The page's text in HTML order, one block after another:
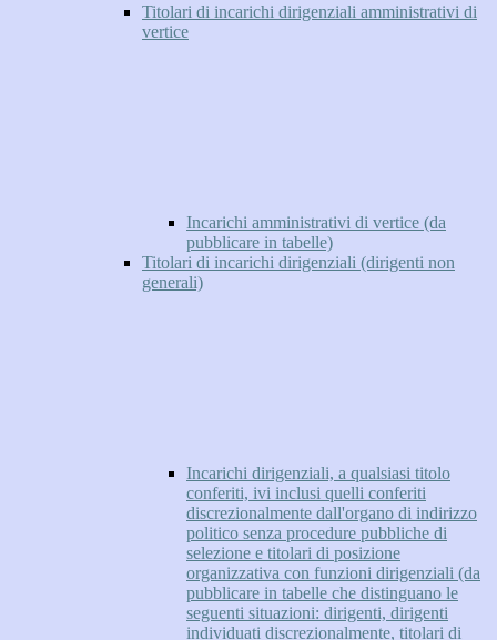
Titolari di incarichi dirigenziali amministrativi di
vertice
Incarichi amministrativi di vertice (da
pubblicare in tabelle)
Titolari di incarichi dirigenziali (dirigenti non
generali)
Incarichi dirigenziali, a qualsiasi titolo
conferiti, ivi inclusi quelli conferiti
discrezionalmente dall'organo di indirizzo
politico senza procedure pubbliche di
selezione e titolari di posizione
organizzativa con funzioni dirigenziali (da
pubblicare in tabelle che distinguano le
seguenti situazioni: dirigenti, dirigenti
individuati discrezionalmente, titolari di